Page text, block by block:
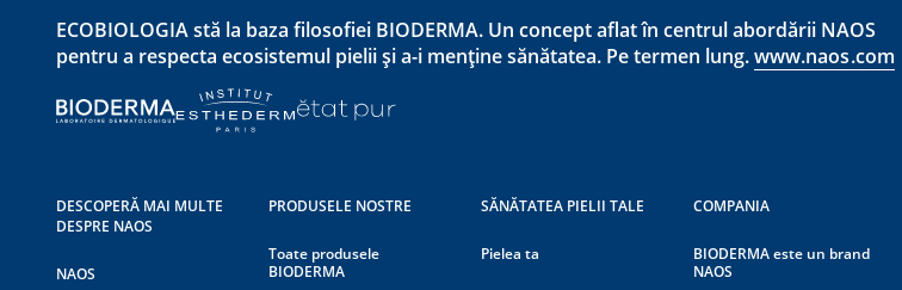
ECOBIOLOGIA stă la baza filosofiei BIODERMA. Un concept aflat în centrul abordării NAOS
pentru a respecta ecosistemul pielii și a-i menține sănătatea. Pe termen lung.www.naos.com
DESCOPERĂ MAI MULTE
DESPRE NAOS
NAOS
PRODUSELE NOSTRE
Toate produsele
BIODERMA
SĂNĂTATEA PIELII TALE
Pielea ta
COMPANIA
BIODERMA este un brand
NAOS